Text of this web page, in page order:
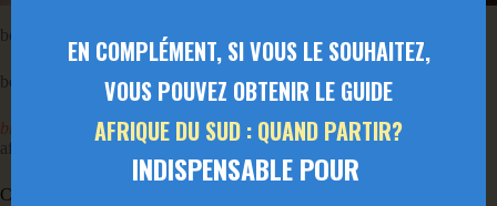
bobotie : gratin de boeuf (mot afrikaans).
boerewors : saucisses (mot afrikaans).
braai
: le barbecue en Afrique australe – une institution (mot
afrikaans).
C
EN COMPLÉMENT, SI VOUS LE SOUHAITEZ,
VOUS POUVEZ OBTENIR LE GUIDE
AFRIQUE DU SUD : QUAND PARTIR?
INDISPENSABLE POUR